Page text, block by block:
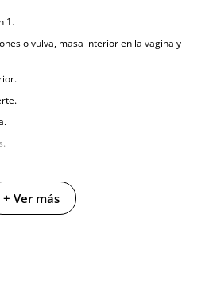
1.
o vulva, masa interior en la vagina y
cm.
+ Ver más